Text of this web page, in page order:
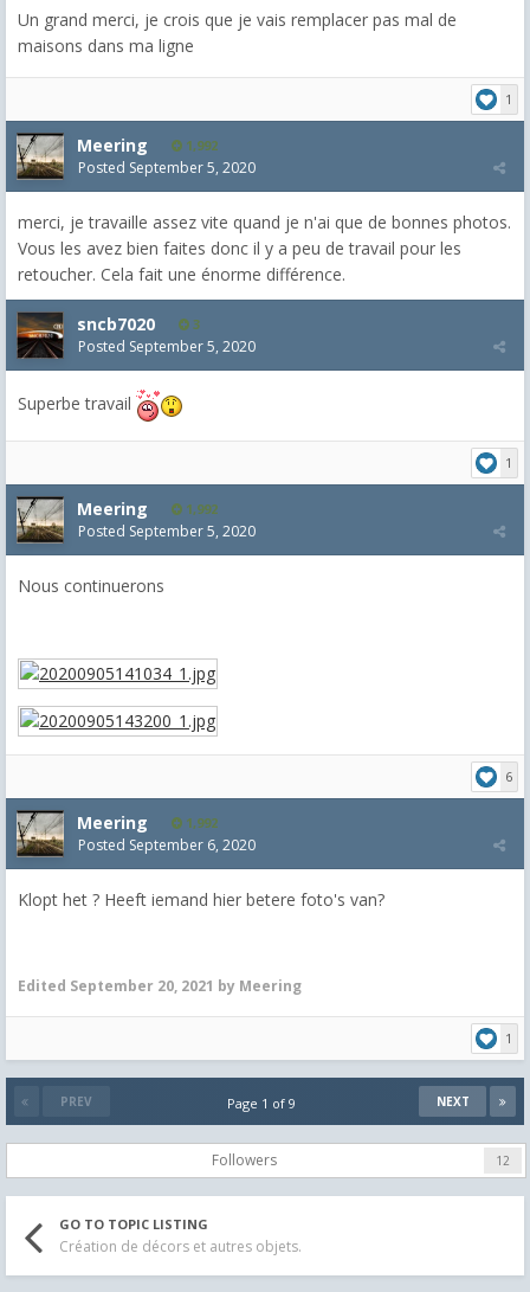
Un grand merci, je crois que je vais remplacer pas mal de
maisons dans ma ligne
1
Meering 1,992
Posted September 5, 2020
merci, je travaille assez vite quand je n'ai que de bonnes photos.
Vous les avez bien faites donc il y a peu de travail pour les
retoucher. Cela fait une énorme différence.
sncb7020 3
Posted September 5, 2020
Superbe travail
1
Meering 1,992
Posted September 5, 2020
Nous continuerons
6
Meering 1,992
Posted September 6, 2020
Klopt het ? Heeft iemand hier betere foto's van?
Edited September 20, 2021 by Meering
1
PREV NEXT
Page 1 of 9
Followers 12
GO TO TOPIC LISTING
Création de décors et autres objets.